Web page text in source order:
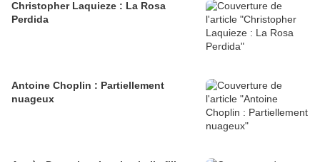
Christopher Laquieze : La Rosa
Perdida
Antoine Choplin : Partiellement
nuageux